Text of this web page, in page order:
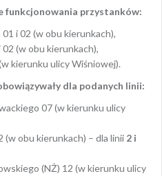
funkcjonowania przystanków:
i 02 (w obu kierunkach),
(w obu kierunkach),
kierunku ulicy Wiśniowej).
dla podanych linii:
07 (w kierunku ulicy
(w obu kierunkach) – dla linii 2 i
(NŻ) 12 (w kierunku ulicy